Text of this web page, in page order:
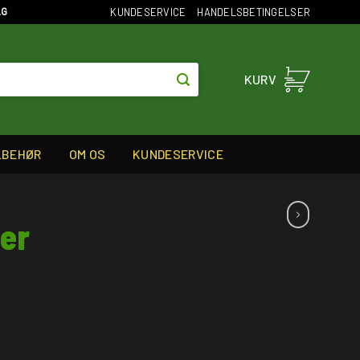
KUNDESERVICE HANDELSBETINGELSER
KURV
OM OS KUNDESERVICE